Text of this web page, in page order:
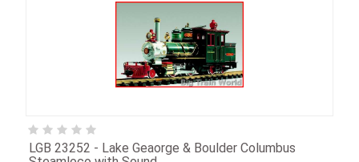
LGB 23252 - Lake Geaorge & Boulder Columbus